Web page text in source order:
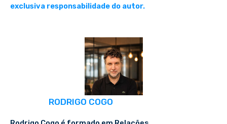
exclusiva responsabilidade do autor.
RODRIGO COGO